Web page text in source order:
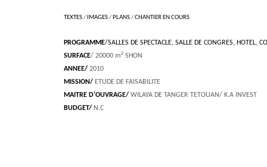
TEXTES/ IMAGES/ PLANS/CHANTIER EN COURS
PROGRAMME/SALLES DE SPECTACLE, SALLE DE CONGRES, HOTEL,
SURFACE/ 20000 m² SHON
ANNEE/ 2010
MISSION/ ETUDE DE FAISABILITE
MAITRE D'OUVRAGE/ WILAYA DE TANGER TETOUAN/ K.A INVEST
BUDGET/ N.C